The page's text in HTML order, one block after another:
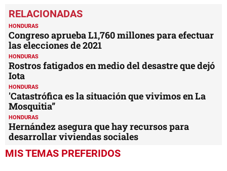
HONDURAS
Congreso aprueba L1,760 millones para efectuar
las elecciones de 2021
HONDURAS
Rostros fatigados en medio del desastre que dejó
Iota
HONDURAS
'Catastrófica es la situación que vivimos en La
Mosquitia”
HONDURAS
Hernández asegura que hay recursos para
desarrollar viviendas sociales
MIS TEMAS PREFERIDOS